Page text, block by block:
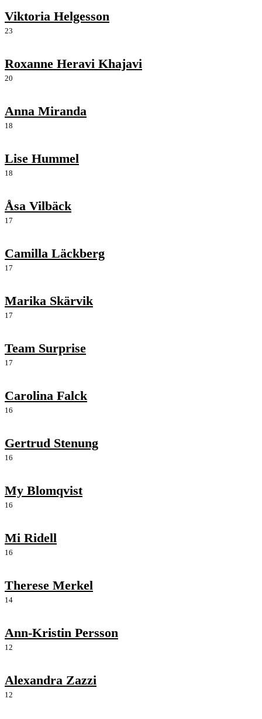
Viktoria Helgesson
23
Roxanne Heravi Khajavi
20
Anna Miranda
18
Lise Hummel
18
Åsa Vilbäck
17
Camilla Läckberg
17
Marika Skärvik
17
Team Surprise
17
Carolina Falck
16
Gertrud Stenung
16
My Blomqvist
16
Mi Ridell
16
Therese Merkel
14
Ann-Kristin Persson
12
Alexandra Zazzi
12